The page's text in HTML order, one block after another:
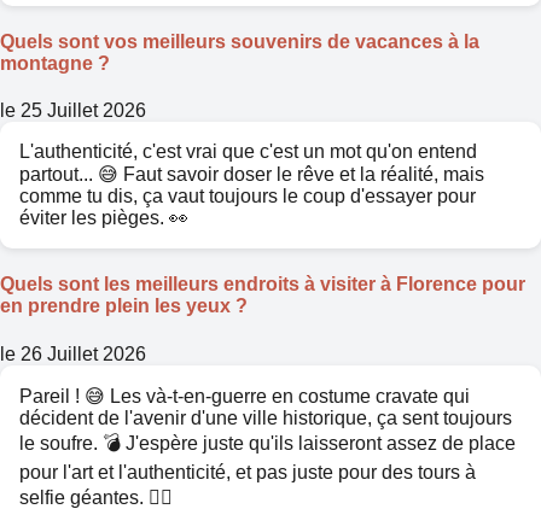
Quels sont vos meilleurs souvenirs de vacances à la
montagne ?
le 25 Juillet 2026
L'authenticité, c'est vrai que c'est un mot qu'on entend
partout... 😅 Faut savoir doser le rêve et la réalité, mais
comme tu dis, ça vaut toujours le coup d'essayer pour
éviter les pièges. 👀
Quels sont les meilleurs endroits à visiter à Florence pour
en prendre plein les yeux ?
le 26 Juillet 2026
Pareil ! 😅 Les và-t-en-guerre en costume cravate qui
décident de l'avenir d'une ville historique, ça sent toujours
le soufre. 💣 J'espère juste qu'ils laisseront assez de place
pour l'art et l'authenticité, et pas juste pour des tours à
selfie géantes. 🤦‍♂️